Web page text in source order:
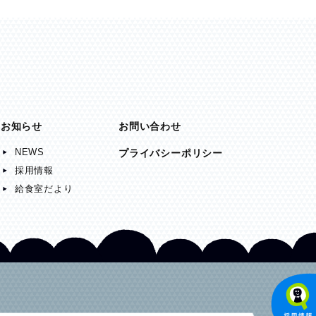
お知らせ
NEWS
採用情報
給食室だより
お問い合わせ
プライバシーポリシー